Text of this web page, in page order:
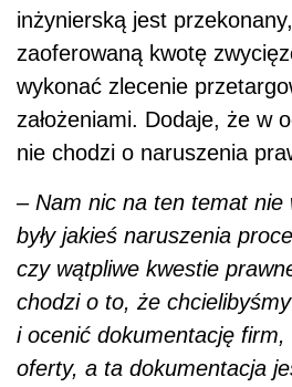
inżynierską jest
zaoferowaną kwotę
wykonać zlecenie
założeniami. Dodaje, że w
nie chodzi o naruszenia
– Nam nic na ten temat nie
były jakieś naruszenia
czy wątpliwe kwestie
chodzi o to, że
i ocenić dokumentację firm,
oferty, a ta dokumentacja